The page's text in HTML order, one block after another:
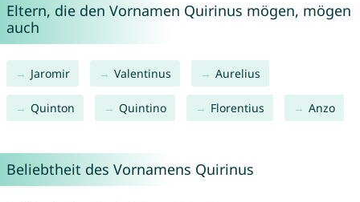
Eltern, die den Vornamen Quirinus mögen, mögen
auch
Jaromir Valentinus Aurelius
Quinton Quintino Florentius Anzo
Beliebtheit des Vornamens Quirinus